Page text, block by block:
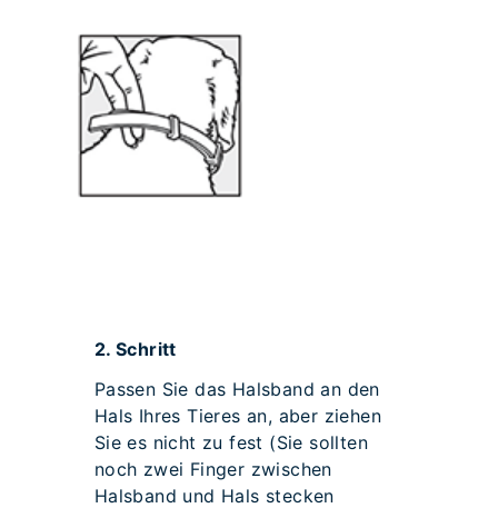
2. Schritt
Passen Sie das Halsband an den
Hals Ihres Tieres an, aber ziehen
Sie es nicht zu fest (Sie sollten
noch zwei Finger zwischen
Halsband und Hals stecken